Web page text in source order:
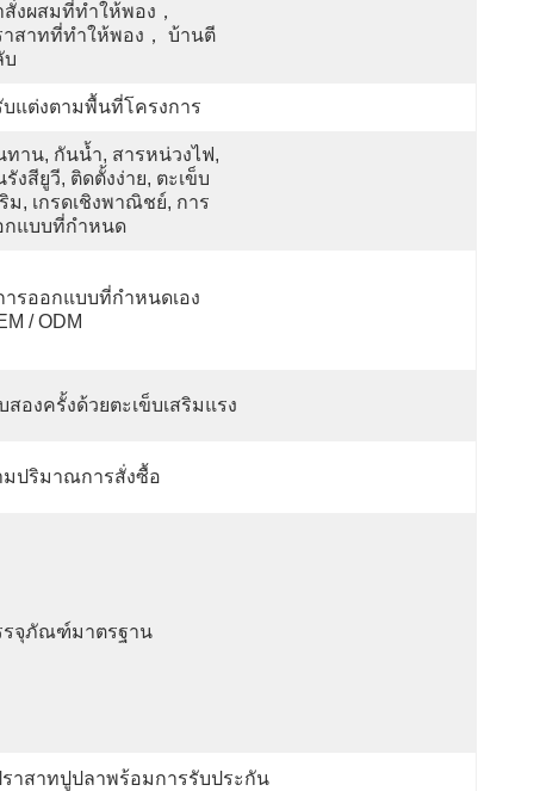
สั่งผสมที่ทำให้พอง，
าสาทที่ทำให้พอง， บ้านตี
บ
บแต่งตามพื้นที่โครงการ
ทาน, กันน้ำ, สารหน่วงไฟ,
งสียูวี, ติดตั้งง่าย, ตะเข็บ
ริม, เกรดเชิงพาณิชย์, การ
กแบบที่กำหนด
ารออกแบบที่กำหนดเอง
/ ODM
สองครั้งด้วยตะเข็บเสริมแรง
มปริมาณการสั่งซื้อ
รจุภัณฑ์มาตรฐาน
าสาทปูปลาพร้อมการรับประกัน